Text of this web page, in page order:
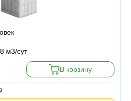
м3/сут
В корзину